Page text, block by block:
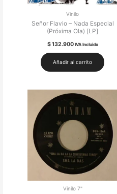
Vinilo
Señor Flavio – Nada Especial
(Próxima Ola) [LP]
$132.900 IVA Incluido
Añadir al carrito
Vinilo 7"